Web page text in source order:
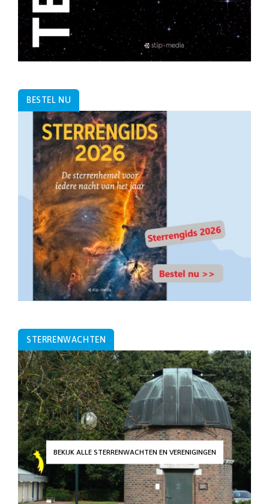
BESTEL NU
STERRENWACHTEN
BEKIJK ALLE STERRENWACHTEN EN VERENIGINGEN